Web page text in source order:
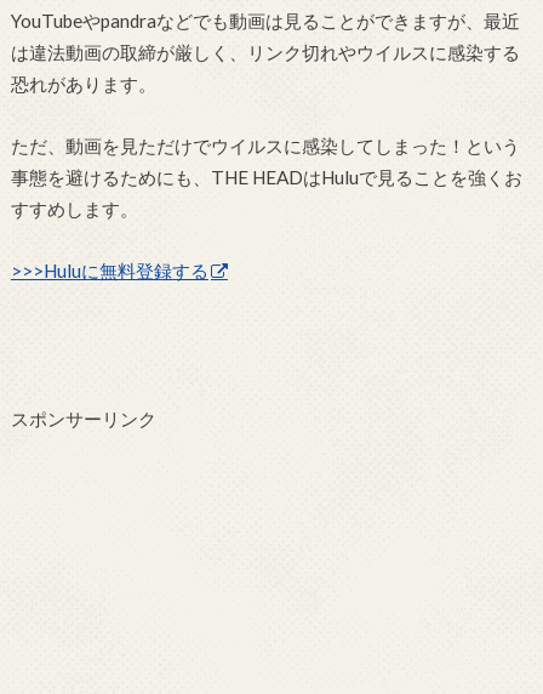
YouTubeやpandraなどでも動画は見ることができますが、最近
は違法動画の取締が厳しく、リンク切れやウイルスに感染する
恐れがあります。
ただ、動画を見ただけでウイルスに感染してしまった！という
事態を避けるためにも、THE HEADはHuluで見ることを強くお
すすめします。
>>>Huluに無料登録する
スポンサーリンク